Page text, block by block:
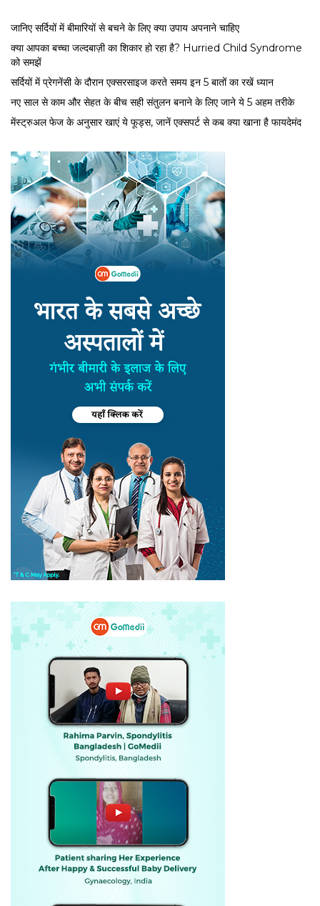
जानिए सर्दियों में बीमारियों से बचने के लिए क्या उपाय अपनाने चाहिए
क्या आपका बच्चा जल्दबाज़ी का शिकार हो रहा है? Hurried Child Syndrome
को समझें
सर्द‍ियों में प्रेगनेंसी के दौरान एक्सरसाइज करते समय इन 5 बातों का रखें ध्यान
नए साल से काम और सेहत के बीच सही संतुलन बनाने के लिए जाने ये 5 अहम तरीके
मेंस्ट्रुअल फेज के अनुसार खाएं ये फूड्स, जानें एक्सपर्ट से कब क्या खाना है फायदेमंद